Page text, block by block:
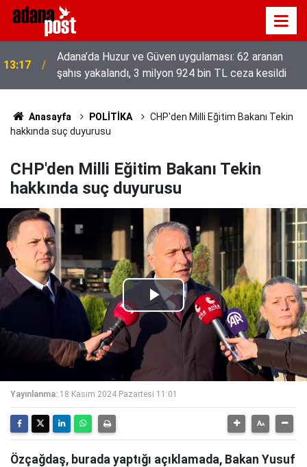
13:17
Adana’da Huzur ve Güven uygulaması: 62 aranan
şahıs yakalandı, 3 milyon 924 bin TL ceza kesildi
Anasayfa POLİTİKA
CHP'den Milli Eğitim Bakanı Tekin
hakkında suç duyurusu
CHP'den Milli Eğitim Bakanı Tekin
hakkında suç duyurusu
Play
Video
Yayınlanma: 18 Kasım 2024 Pazartesi 11:01
Özçağdaş, burada yaptığı açıklamada, Bakan Yusuf